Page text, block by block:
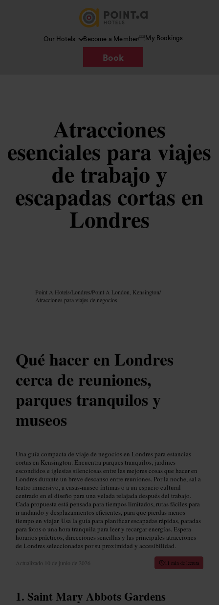
Our Hotels Become a Member My Bookings
Book
Atracciones
esenciales para viajes
de trabajo y
escapadas cortas en
Londres
Point A Hotels/Londres/Point A London, Kensington/
Atracciones para viajes de negocios
Qué hacer en Londres
cerca de reuniones,
parques tranquilos y
museos
Una guía compacta de viaje de negocios en Londres para estancias
cortas en Kensington. Encuentra parques tranquilos, jardines
escondidos e iglesias silenciosas entre las mejores cosas que hacer en
Londres durante un breve descanso entre reuniones. Por la noche, sal a
teatro inmersivo, a casas-museo íntimas o a un espacio cultural
centrado en el diseño para una velada relajada después del trabajo.
Cada propuesta está pensada para tiempos limitados, rutas fáciles para
ir andando y desplazamientos eficientes, para que pierdas menos
tiempo en viajar. Usa la guía para planificar escapadas rápidas, paradas
para fotos o una hora tranquila para leer y recargar energías. Espera
horarios prácticos, direcciones sencillas y las principales atracciones
de Londres seleccionadas por su proximidad y accesibilidad.
Actualizado 10 de junio de 2026 11 min de lectura
Saint Mary Abbots Gardens